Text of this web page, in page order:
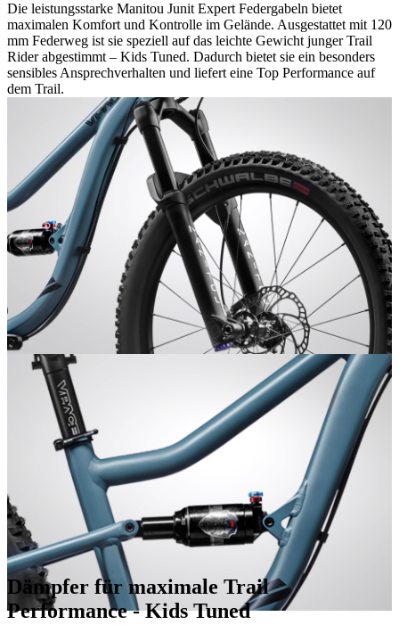
Die leistungsstarke Manitou Junit Expert Federgabeln bietet
maximalen Komfort und Kontrolle im Gelände. Ausgestattet mit 120
mm Federweg ist sie speziell auf das leichte Gewicht junger Trail
Rider abgestimmt – Kids Tuned. Dadurch bietet sie ein besonders
sensibles Ansprechverhalten und liefert eine Top Performance auf
dem Trail.
Dämpfer für maximale Trail
Performance - Kids Tuned